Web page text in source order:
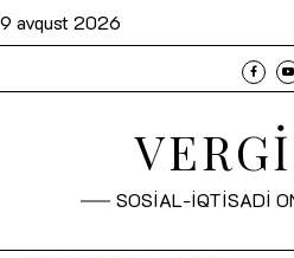
9 avqust 2026
SOSİAL-İQTİSADİ